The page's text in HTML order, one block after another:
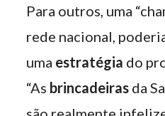
Para outros, uma
rede nacional,
uma estratégia do
“As brincadeiras da